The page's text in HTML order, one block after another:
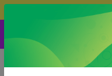
Doprava